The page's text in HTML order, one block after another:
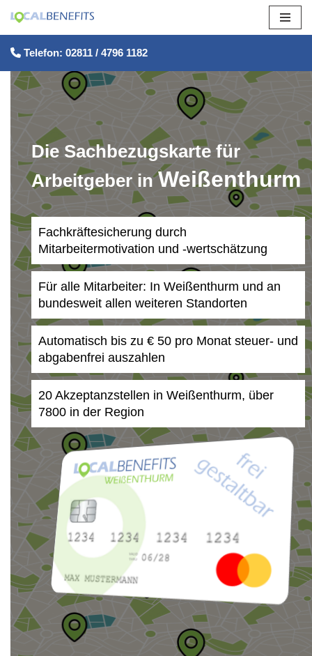
Zum
Inhalt
springen
Telefon: 02811 / 4796 1182
Die Sachbezugskarte für
Arbeitgeber inWeißenthurm
Fachkräftesicherung durch
Mitarbeitermotivation und -wertschätzung
Für alle Mitarbeiter: In Weißenthurm und an
bundesweit allen weiteren Standorten
Automatisch bis zu € 50 pro Monat steuer- und
abgabenfrei auszahlen
20 Akzeptanzstellen in Weißenthurm, über
7800 in der Region